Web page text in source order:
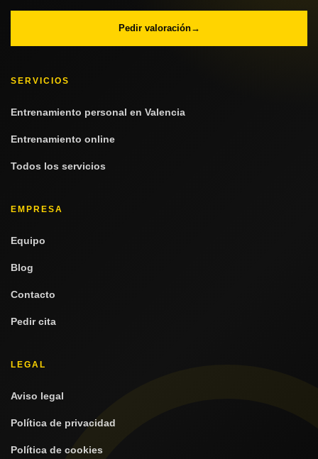
Pedir valoración→
SERVICIOS
Entrenamiento personal en Valencia
Entrenamiento online
Todos los servicios
EMPRESA
Equipo
Blog
Contacto
Pedir cita
LEGAL
Aviso legal
Política de privacidad
Política de cookies